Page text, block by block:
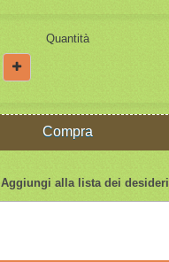
Quantità
Compra
Aggiungi alla lista dei desideri